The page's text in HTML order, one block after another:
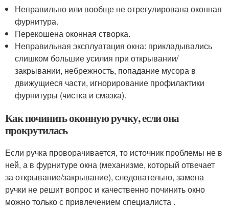
Неправильно или вообще не отрегулирована оконная
фурнитура.
Перекошена оконная створка.
Неправильная эксплуатация окна: прикладывались
слишком большие усилия при открывании/
закрывании, небрежность, попадание мусора в
движущиеся части, игнорирование профилактики
фурнитуры (чистка и смазка).
Как починить оконную ручку, если она
прокрутилась
Если ручка проворачивается, то источник проблемы не в
ней, а в фурнитуре окна (механизме, который отвечает
за открывание/закрывание), следовательно, замена
ручки не решит вопрос и качественно починить окно
можно только с привлечением специалиста .